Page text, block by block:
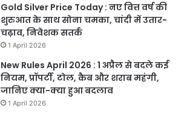
Gold Silver Price Today : नए वित्त वर्ष की
शुरुआत के साथ सोना चमका, चांदी में उतार-
चढ़ाव, निवेशक सतर्क
1 April 2026
New Rules April 2026 : 1 अप्रैल से बदले कई
नियम, प्रॉपर्टी, टोल, कैब और शराब महंगी,
जानिए क्या-क्या हुआ बदलाव
1 April 2026